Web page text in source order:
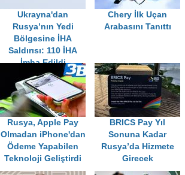
Ukrayna'dan
Rusya’nın Yedi
Bölgesine İHA
Saldırısı: 110 İHA
İmha Edildi
Chery İlk Uçan
Arabasını Tanıttı
Rusya, Apple Pay
Olmadan iPhone'dan
Ödeme Yapabilen
Teknoloji Geliştirdi
BRICS Pay Yıl
Sonuna Kadar
Rusya’da Hizmete
Girecek